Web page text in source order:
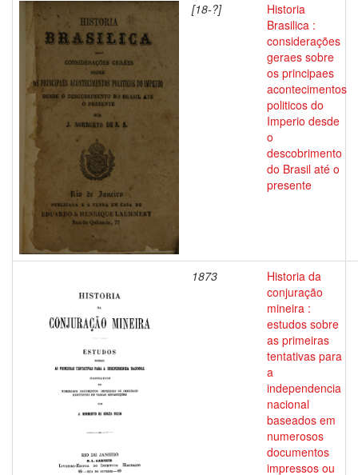
[18-?]
Historia
Brasilica :
considerações
geraes sobre
os principaes
acontecimentos
politicos do
Imperio desde
o
descobrimento
do Brasil até o
presente
1873
Historia da
conjuração
mineira :
estudos sobre
as primeiras
tentativas para
a
independencia
nacional
baseados em
numerosos
documentos
impressos ou